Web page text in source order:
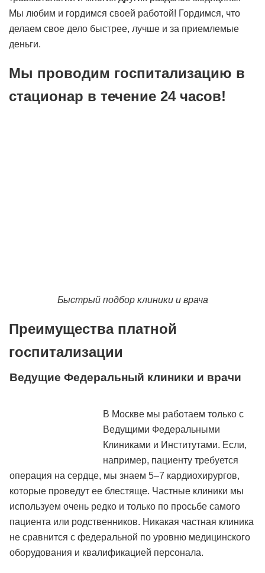
Мы любим и гордимся своей работой! Гордимся, что
делаем свое дело быстрее, лучше и за приемлемые
деньги.
Мы проводим госпитализацию в
стационар в течение 24 часов!
Быстрый подбор клиники и врача
Преимущества платной
госпитализации
Ведущие Федеральный клиники и врачи
В Москве мы работаем только с
Ведущими Федеральными
Клиниками и Институтами. Если,
например, пациенту требуется
операция на сердце, мы знаем 5–7 кардиохирургов,
которые проведут ее блестяще. Частные клиники мы
используем очень редко и только по просьбе самого
пациента или родственников. Никакая частная клиника
не сравнится с федеральной по уровню медицинского
оборудования и квалификацией персонала.